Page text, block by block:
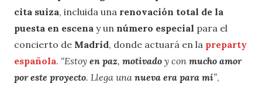
cita suiza, incluida una renovación total de la
puesta en escena y un número especial para el
concierto de Madrid, donde actuará en la preparty
española. “Estoy en paz, motivado y con mucho amor
por este proyecto. Llega una nueva era para mí”,